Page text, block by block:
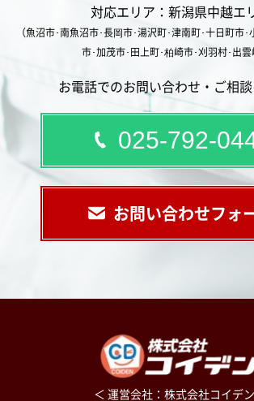
対応エリア：新潟県中越エ
（魚沼市･南魚沼市･長岡市･湯沢町･津南町･十日町市
市･加茂市･田上町･柏崎市･刈羽村･出雲
お電話でのお問い合わせ・ご相
025-792-
お問い合わせフォ
＜ 運営会社：株式会社コイデ